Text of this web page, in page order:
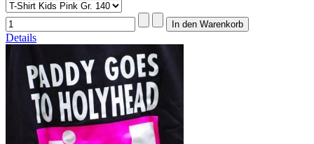
Details